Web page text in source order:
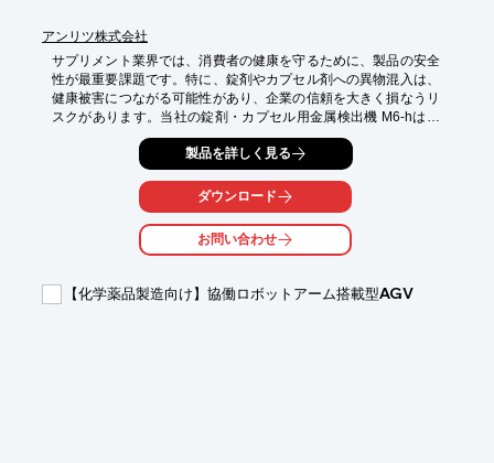
アンリツ株式会社
サプリメント業界では、消費者の健康を守るために、製品の安全
性が最重要課題です。特に、錠剤やカプセル剤への異物混入は、
健康被害につながる可能性があり、企業の信頼を大きく損なうリ
スクがあります。当社の錠剤・カプセル用金属検出機 M6-hは、
業界最高レベルの高感度で微細な金属異物を検出し、安全な製品
供給をサポートします。
【活用シーン】
・サプリメント製造工程での異物混入リスク低減
・消費者の安全・安心への対応
・企業の信頼性向上
製品を詳しく見る
ダウンロード
お問い合わせ
【化学薬品製造向け】協働ロボットアーム搭載型AGV